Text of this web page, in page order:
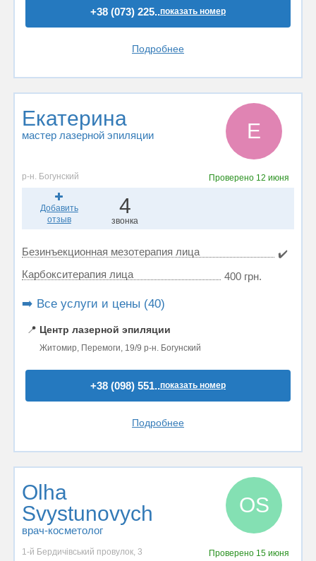
+38 (073) 225..показать номер
Подробнее
Екатерина
мастер лазерной эпиляции Е
р-н. Богунский Проверено 12 июня
Добавить
отзыв
4
звонка
Безинъекционная мезотерапия лица
✔️
Карбокситерапия лица
400 грн.
➡️ Все услуги и цены (40)
📍 Центр лазерной эпиляции
Житомир, Перемоги, 19/9 р-н. Богунский
+38 (098) 551..показать номер
Подробнее
Olha
Svystunovych
врач-косметолог
OS
1-й Бердичівський провулок, 3 Проверено 15 июня